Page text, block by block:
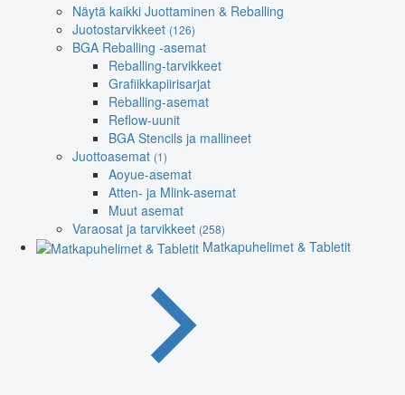
Näytä kaikki Juottaminen & Reballing
Juotostarvikkeet (126)
BGA Reballing -asemat
Reballing-tarvikkeet
Grafiikkapiirisarjat
Reballing-asemat
Reflow-uunit
BGA Stencils ja mallineet
Juottoasemat (1)
Aoyue-asemat
Atten- ja Mlink-asemat
Muut asemat
Varaosat ja tarvikkeet (258)
Matkapuhelimet & Tabletit